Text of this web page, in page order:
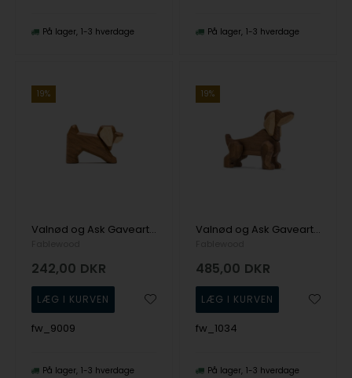
På lager 1-3 hverdage På lager 1-3 hverdage
19%
Valnød og Ask Gaveartikel fra Fablewood
242,00 DKR
fw_9009
På lager 1-3 hverdage
19%
Valnød og Ask Gaveartikel fra Fablewood
485,00 DKR
fw_1034
På lager 1-3 hverdage